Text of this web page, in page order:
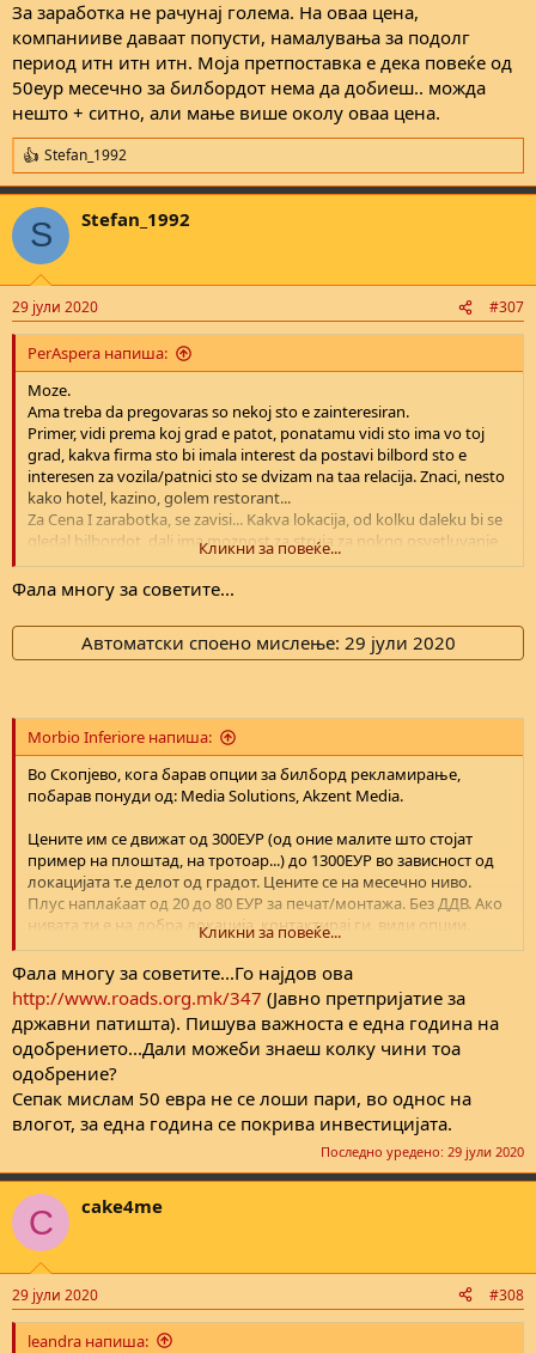
За заработка не рачунај голема. На оваа цена,
компанииве даваат попусти, намалувања за подолг
период итн итн итн. Моја претпоставка е дека повеќе од
50еур месечно за билбордот нема да добиеш.. можда
нешто + ситно, али мање више околу оваа цена.
R
e
a
c
i
s
:
Stefan_1992
S Stefan_1992
29 јули 2020 #307
PerAspera напиша:
Moze.
Ama treba da pregovaras so nekoj sto e zainteresiran.
Primer, vidi prema koj grad e patot, ponatamu vidi sto ima vo toj
grad, kakva firma sto bi imala interest da postavi bilbord sto e
interesen za vozila/patnici sto se dvizam na taa relacija. Znaci, nesto
kako hotel, kazino, golem restorant...
Za Cena I zarabotka, se zavisi... Kakva lokacija, od kolku daleku bi se
gledal bilbordot, dali ima moznost za struja za nokno osvetluvanje,
kolku vozila pominuvaat,..... Pa se do tvoj pregovaracki
sposobnosti....
Jas, Vo ime na firmata, na vremeto sum pregovaral so covek kako
tebe sto imase niva na dobra lokacija. Ne se dogovorivme posto
tipot imase megalomanski baranja, 10% ponisko od bilbordite vo
Кликни за повеќе...
Фала многу за советите...
Автоматски споено мислење: 29 јули 2020
Morbio Inferiore напиша:
Во Скопјево, кога барав опции за билборд рекламирање,
побарав понуди од: Media Solutions, Akzent Media.
Цените им се движат од 300ЕУР (од оние малите што стојат
пример на плоштад, на тротоар...) до 1300ЕУР во зависност од
локацијата т.е делот од градот. Цените се на месечно ниво.
Плус наплаќаат од 20 до 80 ЕУР за печат/монтажа. Без ДДВ. Ако
нивата ти е на добра локација, контактирај ги, види опции.
Мада искрено премногу празни билборди има по патиштава а
и тие се на добри локации а не се искористени..
За заработка не рачунај голема. На оваа цена, компанииве
даваат попусти, намалувања за подолг период итн итн итн.
Моја претпоставка е дека повеќе од 50еур месечно за
билбордот нема да добиеш.. можда нешто + ситно, али мање
више околу оваа цена.
Кликни за повеќе...
Фала многу за советите...Го најдов ова
http://www.roads.org.mk/347 (Јавно претпријатие за
државни патишта). Пишува важноста е една година на
одобрението...Дали можеби знаеш колку чини тоа
одобрение?
Сепак мислам 50 евра не се лоши пари, во однос на
влогот, за една година се покрива инвестицијата.
Последно уредено: 29 јули 2020
C cake4me
29 јули 2020 #308
leandra напиша: